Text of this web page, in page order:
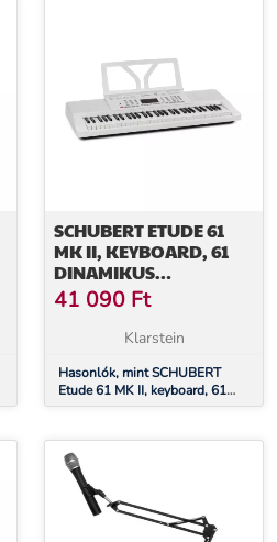
SCHUBERT ETUDE 61
MK II, KEYBOARD, 61
DINAMIKUS
BILLENTYŰ, 300
HANG/RITMUS, FEHÉR
41 090 Ft
Klarstein
Hasonlók, mint SCHUBERT
Etude 61 MK II, keyboard, 61
dinamikus billentyű, 300